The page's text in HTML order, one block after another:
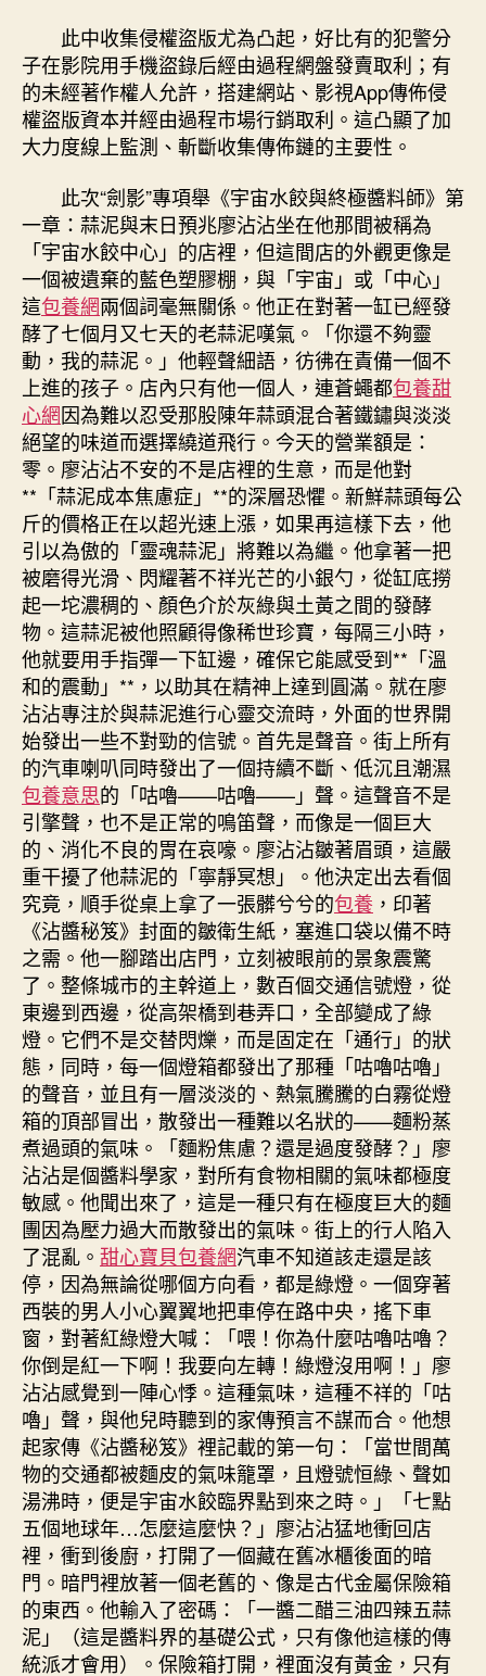
此中收集侵權盜版尤為凸起，好比有的犯警分
子在影院用手機盜錄后經由過程網盤發賣取利；有
的未經著作權人允許，搭建網站、影視App傳佈侵
權盜版資本并經由過程市場行銷取利。這凸顯了加
大力度線上監測、斬斷收集傳佈鏈的主要性。
此次“劍影”專項舉《宇宙水餃與終極醬料師》第
一章：蒜泥與末日預兆廖沾沾坐在他那間被稱為
「宇宙水餃中心」的店裡，但這間店的外觀更像是
一個被遺棄的藍色塑膠棚，與「宇宙」或「中心」
這包養網兩個詞毫無關係。他正在對著一缸已經發
酵了七個月又七天的老蒜泥嘆氣。「你還不夠靈
動，我的蒜泥。」他輕聲細語，彷彿在責備一個不
上進的孩子。店內只有他一個人，連蒼蠅都包養甜
心網因為難以忍受那股陳年蒜頭混合著鐵鏽與淡淡
絕望的味道而選擇繞道飛行。今天的營業額是：
零。廖沾沾不安的不是店裡的生意，而是他對
**「蒜泥成本焦慮症」**的深層恐懼。新鮮蒜頭每公
斤的價格正在以超光速上漲，如果再這樣下去，他
引以為傲的「靈魂蒜泥」將難以為繼。他拿著一把
被磨得光滑、閃耀著不祥光芒的小銀勺，從缸底撈
起一坨濃稠的、顏色介於灰綠與土黃之間的發酵
物。這蒜泥被他照顧得像稀世珍寶，每隔三小時，
他就要用手指彈一下缸邊，確保它能感受到**「溫
和的震動」**，以助其在精神上達到圓滿。就在廖
沾沾專注於與蒜泥進行心靈交流時，外面的世界開
始發出一些不對勁的信號。首先是聲音。街上所有
的汽車喇叭同時發出了一個持續不斷、低沉且潮濕
包養意思的「咕嚕——咕嚕——」聲。這聲音不是
引擎聲，也不是正常的鳴笛聲，而像是一個巨大
的、消化不良的胃在哀嚎。廖沾沾皺著眉頭，這嚴
重干擾了他蒜泥的「寧靜冥想」。他決定出去看個
究竟，順手從桌上拿了一張髒兮兮的包養 ，印著
《沾醬秘笈》封面的皺衛生紙，塞進口袋以備不時
之需。他一腳踏出店門，立刻被眼前的景象震驚
了。整條城市的主幹道上，數百個交通信號燈，從
東邊到西邊，從高架橋到巷弄口，全部變成了綠
燈。它們不是交替閃爍，而是固定在「通行」的狀
態，同時，每一個燈箱都發出了那種「咕嚕咕嚕」
的聲音，並且有一層淡淡的、熱氣騰騰的白霧從燈
箱的頂部冒出，散發出一種難以名狀的——麵粉蒸
煮過頭的氣味。「麵粉焦慮？還是過度發酵？」廖
沾沾是個醬料學家，對所有食物相關的氣味都極度
敏感。他聞出來了，這是一種只有在極度巨大的麵
團因為壓力過大而散發出的氣味。街上的行人陷入
了混亂。 甜心寶貝包養網汽車不知道該走還是該
停，因為無論從哪個方向看，都是綠燈。一個穿著
西裝的男人小心翼翼地把車停在路中央，搖下車
窗，對著紅綠燈大喊：「喂！你為什麼咕嚕咕嚕？
你倒是紅一下啊！我要向左轉！綠燈沒用啊！」廖
沾沾感覺到一陣心悸。這種氣味，這種不祥的「咕
嚕」聲，與他兒時聽到的家傳預言不謀而合。他想
起家傳《沾醬秘笈》裡記載的第一句：「當世間萬
物的交通都被麵皮的氣味籠罩，且燈號恒綠、聲如
湯沸時，便是宇宙水餃臨界點到來之時。」「七點
五個地球年…怎麼這麼快？」廖沾沾猛地衝回店
裡，衝到後廚，打開了一個藏在舊冰櫃後面的暗
門。暗門裡放著一個老舊的、像是古代金屬保險箱
的東西。他輸入了密碼：「一醬二醋三油四辣五蒜
泥」（這是醬料界的基礎公式，只有像他這樣的傳
統派才會用）。保險箱打開，裡面沒有黃金，只有